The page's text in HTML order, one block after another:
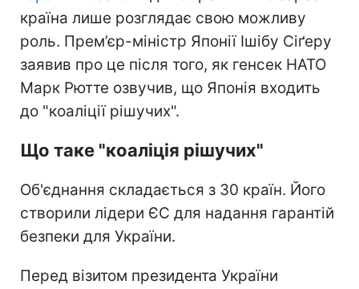
країна лише розглядає свою можливу
роль. Прем’єр-міністр Японії Ішібу Сіґеру
заявив про це після того, як генсек НАТО
Марк Рютте озвучив, що Японія входить
до "коаліції рішучих".
Що таке "коаліція рішучих"
Об'єднання складається з 30 країн. Його
створили лідери ЄС для надання гарантій
безпеки для України.
Перед візитом президента України